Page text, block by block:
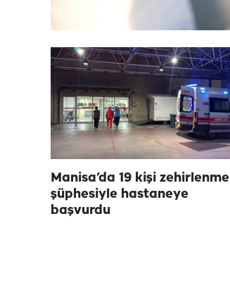
Manisa’da 19 kişi zehirlenme
şüphesiyle hastaneye
başvurdu